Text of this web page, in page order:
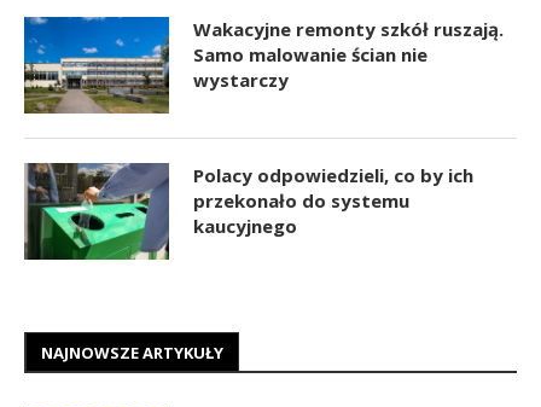
Wakacyjne remonty szkół ruszają.
Samo malowanie ścian nie
wystarczy
Polacy odpowiedzieli, co by ich
przekonało do systemu
kaucyjnego
NAJNOWSZE ARTYKUŁY